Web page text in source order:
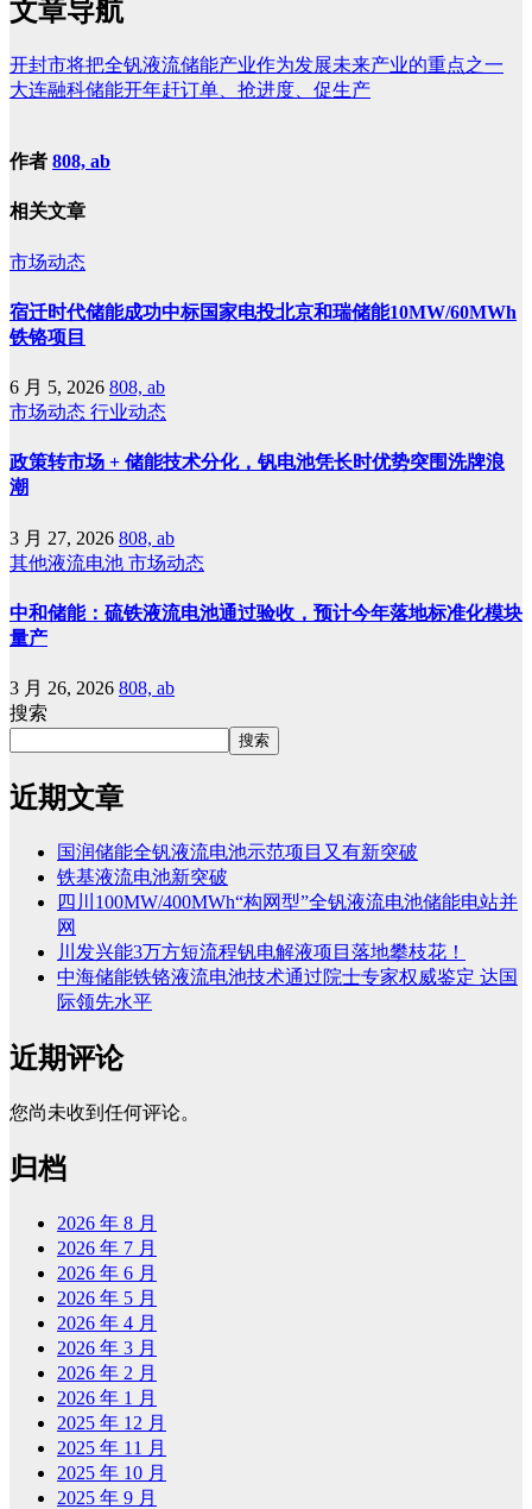
文章导航
开封市将把全钒液流储能产业作为发展未来产业的重点之一
大连融科储能开年赶订单、抢进度、促生产
作者 808, ab
相关文章
市场动态
宿迁时代储能成功中标国家电投北京和瑞储能10MW/60MWh
铁铬项目
6 月 5, 2026 808, ab
市场动态 行业动态
政策转市场 + 储能技术分化，钒电池凭长时优势突围洗牌浪
潮
3 月 27, 2026 808, ab
其他液流电池 市场动态
中和储能：硫铁液流电池通过验收，预计今年落地标准化模块
量产
3 月 26, 2026 808, ab
搜索
搜索
近期文章
国润储能全钒液流电池示范项目又有新突破
铁基液流电池新突破
四川100MW/400MWh“构网型”全钒液流电池储能电站并
网
川发兴能3万方短流程钒电解液项目落地攀枝花！
中海储能铁铬液流电池技术通过院士专家权威鉴定 达国
际领先水平
近期评论
您尚未收到任何评论。
归档
2026 年 8 月
2026 年 7 月
2026 年 6 月
2026 年 5 月
2026 年 4 月
2026 年 3 月
2026 年 2 月
2026 年 1 月
2025 年 12 月
2025 年 11 月
2025 年 10 月
2025 年 9 月